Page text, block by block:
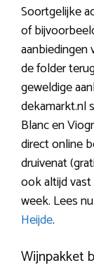
Soortgelijke
of
aanbiedingen
de folder
geweldige
dekamarkt.nl
Blanc en
direct online
druivenat
ook altijd
week. Lees
Heijde.
Wijnpakket